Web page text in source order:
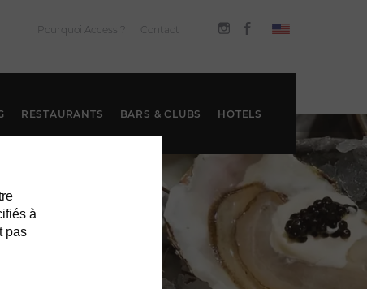
Pourquoi Access ? Contact
RESTAURANTS BARS & CLUBS HOTELS
à
pas